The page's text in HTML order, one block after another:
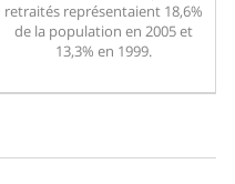
retraités représentaient 18,6%
de la population en 2005 et
13,3% en 1999.